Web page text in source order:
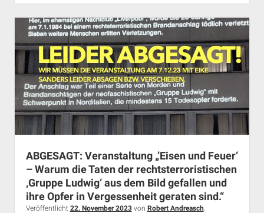
29.
April
2024
in
München:
„Eisen
und
Feuer“
–
Warum
Taten
der
rechtsterroristischen
„Gruppe
ABGESAGT: Veranstaltung „’Eisen und Feuer‘
– Warum die Taten der rechtsterroristischen
‚Gruppe Ludwig‘ aus dem Bild gefallen und
ihre Opfer in Vergessenheit geraten sind.“
Veröffentlicht 22. November 2023von Robert Andreasch